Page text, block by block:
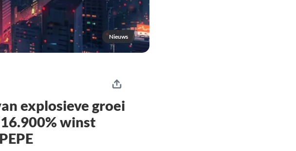
Nieuws
explosieve groei
winst